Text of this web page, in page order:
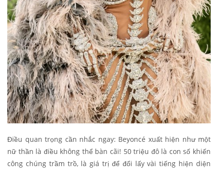
Điều quan trọng cần nhắc ngay: Beyoncé xuất hiện như một
nữ thần là điều không thể bàn cãi! 50 triệu đô là con số khiến
công chúng trầm trồ, là giá trị để đổi lấy vài tiếng hiện diện